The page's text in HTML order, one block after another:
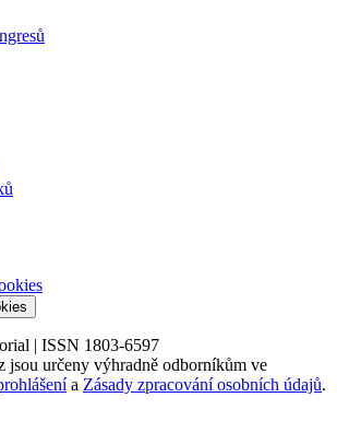
| ISSN 1803-6597
jsou určeny výhradně odborníkům ve
a Zásady zpracování osobních údajů.